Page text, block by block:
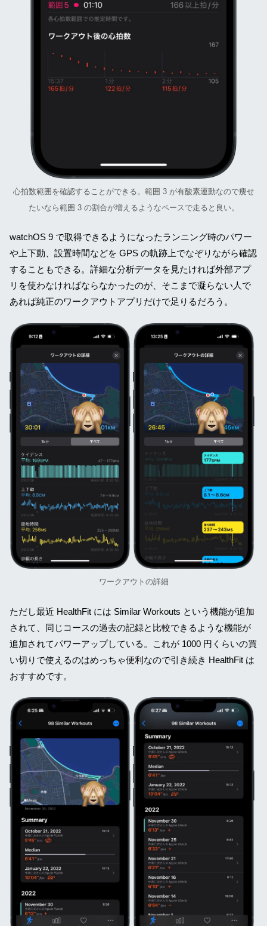
心拍数範囲を確認することができる。範囲 3 が有酸素運動なので痩せ
たいなら範囲 3 の割合が増えるようなペースで走ると良い。
watchOS 9 で取得できるようになったランニング時のパワー
や上下動、設置時間などを GPS の軌跡上でなぞりながら確認
することもできる。詳細な分析データを見たければ外部アプ
リを使わなければならなかったのが、そこまで凝らない人で
あれば純正のワークアウトアプリだけで足りるだろう。
ワークアウトの詳細
ただし最近 HealthFit には Similar Workouts という機能が追加
されて、同じコースの過去の記録と比較できるような機能が
追加されてパワーアップしている。これが 1000 円くらいの買
い切りで使えるのはめっちゃ便利なので引き続き HealthFit は
おすすめです。